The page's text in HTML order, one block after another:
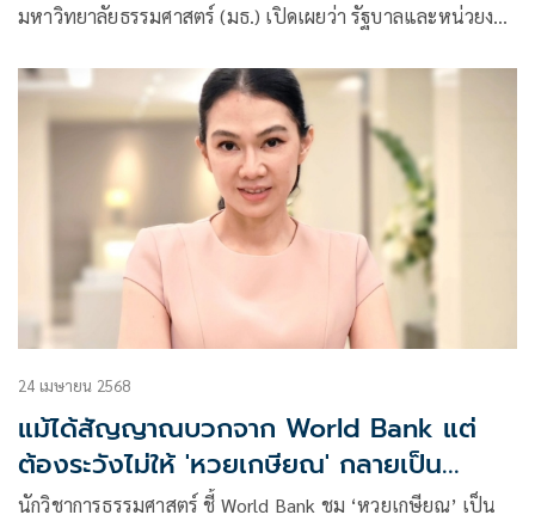
มหาวิทยาลัยธรรมศาสตร์ (มธ.) เปิดเผยว่า รัฐบาลและหน่วยงาน
24 เมษายน 2568
แม้ได้สัญญาณบวกจาก World Bank แต่
ต้องระวังไม่ให้ 'หวยเกษียณ' กลายเป็น
นโยบายพนันที่แฝงการออม
นักวิชาการธรรมศาสตร์ ชี้ World Bank ชม ‘หวยเกษียณ’ เป็น